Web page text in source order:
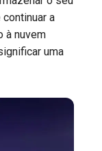
a
à nuvem
uma